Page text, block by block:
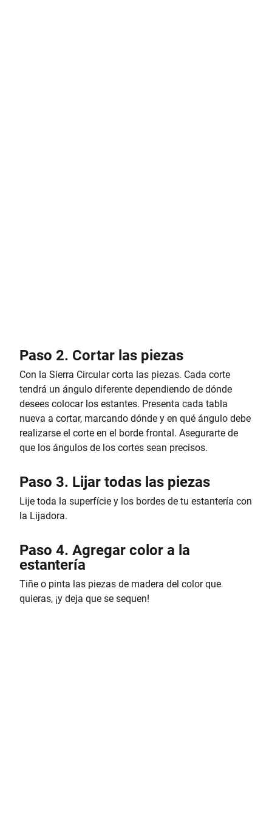
Paso 2. Cortar las piezas
Con la Sierra Circular corta las piezas. Cada corte
tendrá un ángulo diferente dependiendo de dónde
desees colocar los estantes. Presenta cada tabla
nueva a cortar, marcando dónde y en qué ángulo debe
realizarse el corte en el borde frontal. Asegurarte de
que los ángulos de los cortes sean precisos.
Paso 3. Lijar todas las piezas
Lije toda la superfície y los bordes de tu estantería con
la Lijadora.
Paso 4. Agregar color a la
estantería
Tiñe o pinta las piezas de madera del color que
quieras, ¡y deja que se sequen!